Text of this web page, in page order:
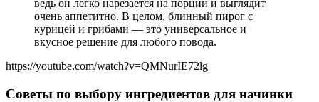
ведь он легко нарезается на порции и выглядит
очень аппетитно. В целом, блинный пирог с
курицей и грибами — это универсальное и
вкусное решение для любого повода.
https://youtube.com/watch?v=QMNurIE72lg
Советы по выбору ингредиентов для начинки